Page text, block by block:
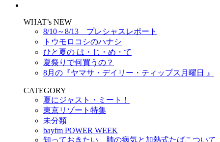
WHAT’s NEW
8/10～8/13 プレシャスレポート
トウモロコシのハナシ
ひと夏の は・じ・め・て
夏祭りで何買うの？
8月の『ヤマサ・デイリー・ティップス月曜日 』
CATEGORY
夏にジャスト・ミート！
東京リゾート特集
未分類
bayfm POWER WEEK
知っておきたい、肺の病気と加熱式たばこついて